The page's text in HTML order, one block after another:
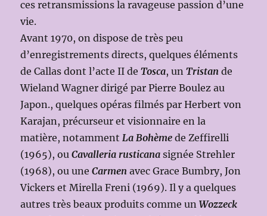
ces retransmissions la ravageuse passion d’une
vie.
Avant 1970, on dispose de très peu
d’enregistrements directs, quelques éléments
de Callas dont l’acte II deTosca, unTristan de
Wieland Wagner dirigé par Pierre Boulez au
Japon., quelques opéras filmés par Herbert von
Karajan, précurseur et visionnaire en la
matière, notammentLa Bohèmede Zeffirelli
(1965), ouCavalleria rusticana signée Strehler
(1968), ou uneCarmen avec Grace Bumbry, Jon
Vickers et Mirella Freni (1969). Il y a quelques
autres très beaux produits comme unWozzeck